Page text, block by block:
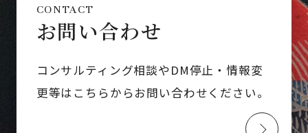
CONTACT
お問い合わせ
コンサルティング相談やDM停止・情報変
更等はこちらからお問い合わせください。